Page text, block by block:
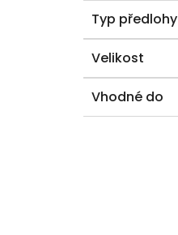
Typ předlohy
Velikost
Vhodné do